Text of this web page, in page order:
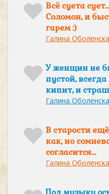
Всё суета
Соломон, и
гарем :)
Галина
У женщин не
пустой,
кипит, и
Галина
В старости
как, но
согласится…
Галина